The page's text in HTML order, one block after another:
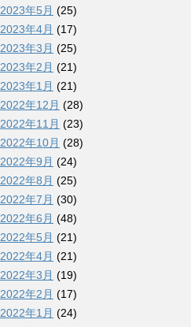
2023年5月 (25)
2023年4月 (17)
2023年3月 (25)
2023年2月 (21)
2023年1月 (21)
2022年12月 (28)
2022年11月 (23)
2022年10月 (28)
2022年9月 (24)
2022年8月 (25)
2022年7月 (30)
2022年6月 (48)
2022年5月 (21)
2022年4月 (21)
2022年3月 (19)
2022年2月 (17)
2022年1月 (24)